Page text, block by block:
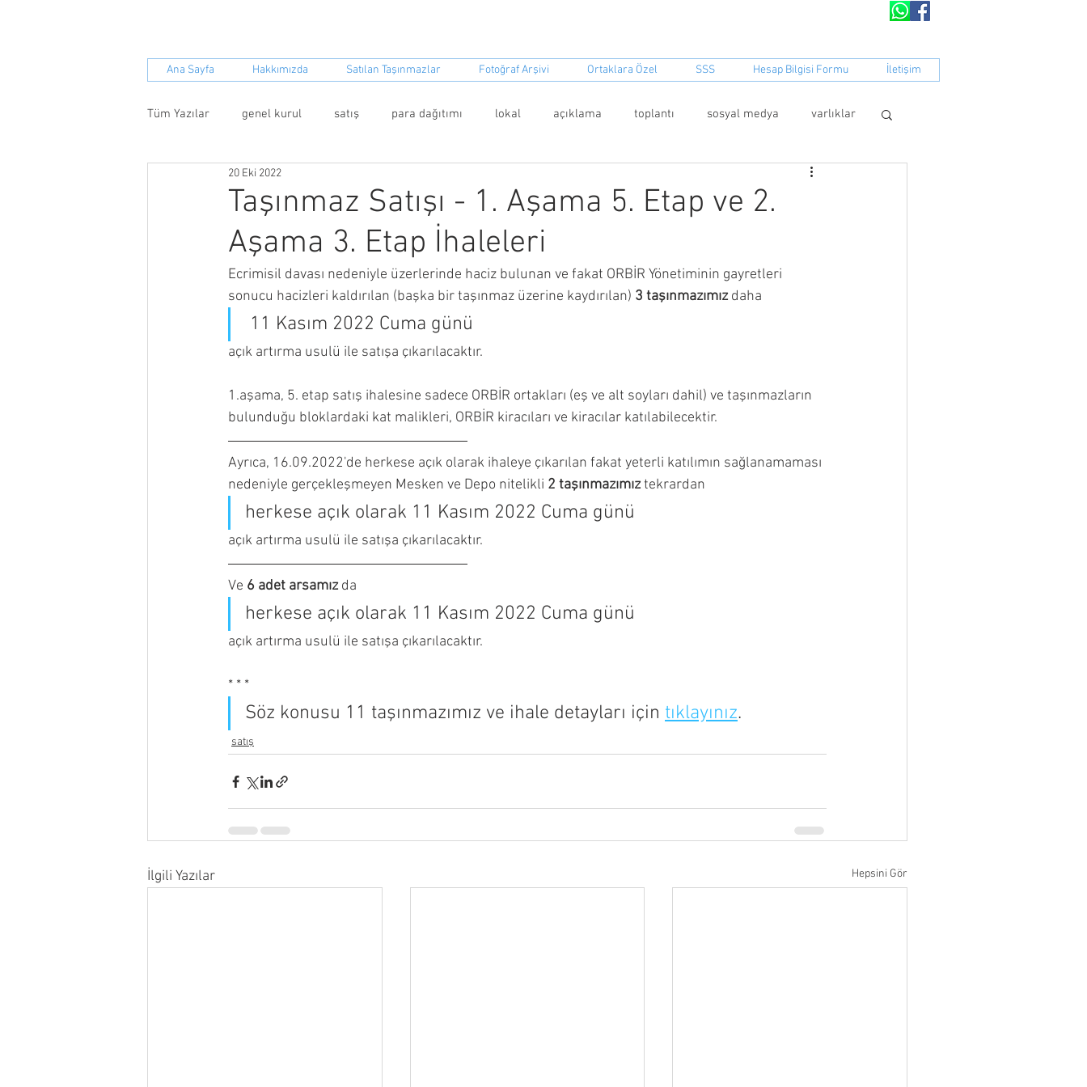
Ana Sayfa Hakkımızda Satılan Taşınmazlar Fotoğraf Arşivi Ortaklara Özel SSS Hesap Bilgisi Formu İletişim
Tüm Yazılar genel kurul satış para dağıtımı lokal açıklama toplantı sosyal medya varlıklar
soruşturma
Taşınmaz Satışı - 1. Aşama 5. Etap ve 2.
Aşama 3. Etap İhaleleri
20 Eki 2022
Ecrimisil davası nedeniyle üzerlerinde haciz bulunan ve fakat ORBİR Yönetiminin gayretleri
sonucu hacizleri kaldırılan (başka bir taşınmaz üzerine kaydırılan) 3 taşınmazımız daha
11 Kasım 2022 Cuma günü
açık artırma usulü ile satışa çıkarılacaktır.
1.aşama, 5. etap satış ihalesine sadece ORBİR ortakları (eş ve alt soyları dahil) ve taşınmazların
bulunduğu bloklardaki kat malikleri, ORBİR kiracıları ve kiracılar katılabilecektir.
Ayrıca, 16.09.2022'de herkese açık olarak ihaleye çıkarılan fakat yeterli katılımın sağlanamaması
nedeniyle gerçekleşmeyen Mesken ve Depo nitelikli 2 taşınmazımız tekrardan
herkese açık olarak 11 Kasım 2022 Cuma günü
açık artırma usulü ile satışa çıkarılacaktır.
Ve 6 adet arsamız da
herkese açık olarak 11 Kasım 2022 Cuma günü
açık artırma usulü ile satışa çıkarılacaktır.
* * *
Söz konusu 11 taşınmazımız ve ihale detayları için tıklayınız.
satış
İlgili Yazılar Hepsini Gör